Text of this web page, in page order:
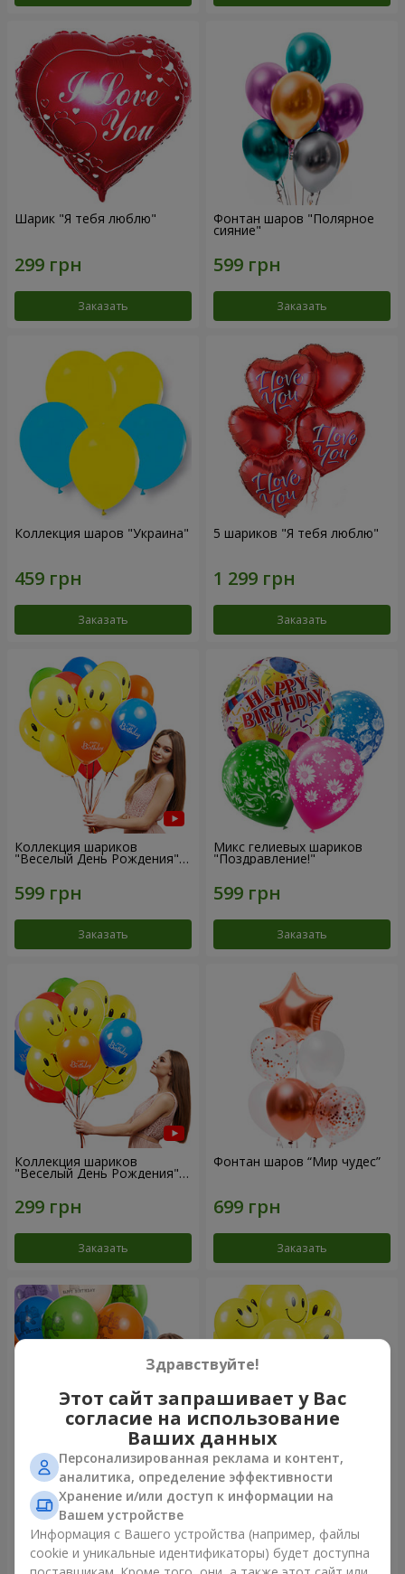
Шарик "Я тебя люблю"
Заказать
Фонтан шаров "Полярное
сияние"
Заказать
Коллекция шаров "Украина"
Заказать
5 шариков "Я тебя люблю"
Заказать
Коллекция шариков
"Веселый День Рождения" -
7 шариков
Заказать
Микс гелиевых шариков
"Поздравление!"
Заказать
Коллекция шариков
"Веселый День Рождения" -
Заказать
Фонтан шаров “Мир чудес”
Заказать
Коллекция шариков "День
рождения" (с Тедди)
Заказать
Коллекция шариков
"Смайлики" - 5 шариков
Заказать
Здравствуйте!
Этот сайт запрашивает у Вас
согласие на использование
Ваших данных
Персонализированная реклама и контент,
аналитика, определение эффективности
Хранение и/или доступ к информации на
Вашем устройстве
Информация с Вашего устройства (например, файлы
cookie и уникальные идентификаторы) будет доступна